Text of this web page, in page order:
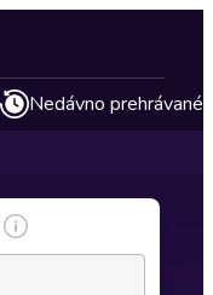
Nedávno prehrávané